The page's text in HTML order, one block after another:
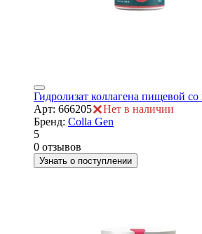
Гидролизат коллагена пищевой
Арт: 666205
Нет в наличии
Бренд: Colla Gen
5
0 отзывов
Узнать о поступлении